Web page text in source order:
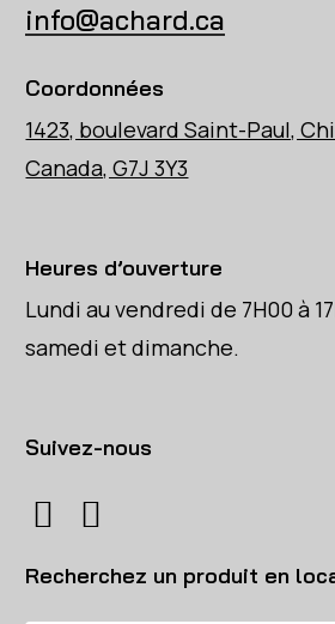
info@achard.ca
Coordonnées
1423, boulevard Saint-Paul,
Canada, G7J 3Y3
Heures d’ouverture
Lundi au vendredi de 7H00 à
samedi et dimanche.
Suivez-nous
Recherchez un produit en